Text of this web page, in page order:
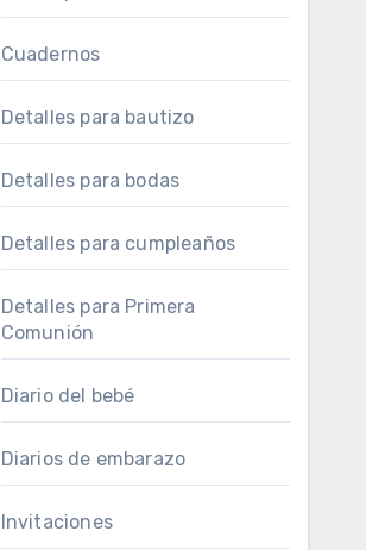
Cuadernos
Detalles para bautizo
Detalles para bodas
Detalles para cumpleaños
Detalles para Primera
Comunión
Diario del bebé
Diarios de embarazo
Invitaciones